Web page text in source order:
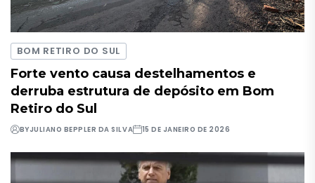
BOM RETIRO DO SUL
Forte vento causa destelhamentos e
derruba estrutura de depósito em Bom
Retiro do Sul
BYJULIANO BEPPLER DA SILVA 15 DE JANEIRO DE 2026